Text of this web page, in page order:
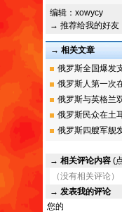
编辑： xowycy
→ 推荐给我的好友
→ 相关文章
俄罗斯全国爆发
俄罗斯人第一次
俄罗斯与英格兰
俄罗斯民众在土
俄罗斯四艘军舰
→ 相关评论内容 (
（没有相关评论）
→ 发表我的评论
您的